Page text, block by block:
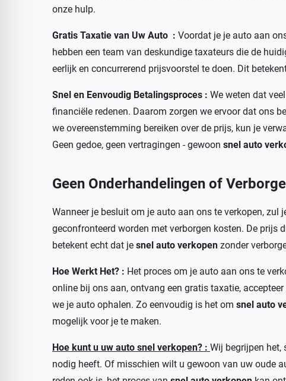
onze hulp.
Gratis Taxatie van Uw Auto : Voordat je je auto aan
hebben een team van deskundige taxateurs die de
eerlijk en concurrerend prijsvoorstel te doen. Dit
Snel en Eenvoudig Betalingsproces : We weten dat
financiële redenen. Daarom zorgen we ervoor dat ons
we overeenstemming bereiken over de prijs, kun je
Geen gedoe, geen vertragingen - gewoon snel auto
Geen Onderhandelingen of
Wanneer je besluit om je auto aan ons te verkopen, zul
geconfronteerd worden met verborgen kosten. De
betekent echt dat je snel auto verkopen zonder
Hoe Werkt Het? : Het proces om je auto aan ons te
online bij ons aan, ontvang een gratis taxatie,
we je auto ophalen. Zo eenvoudig is het om snel auto
mogelijk voor je te maken.
Hoe kunt u uw auto snel verkopen? : Wij begrijpen het,
nodig heeft. Of misschien wilt u gewoon van uw oude